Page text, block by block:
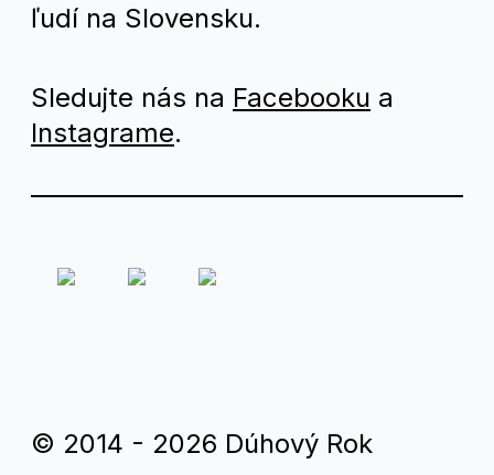
ľudí na Slovensku.
Sledujte nás na Facebooku a
Instagrame.
© 2014 - 2026 Dúhový Rok